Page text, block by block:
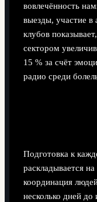
вовлечённость
выезды, участие в
клубов
сектором
15 % за счёт
радио среди
Подготовка к
раскладывается
координация
несколько дней